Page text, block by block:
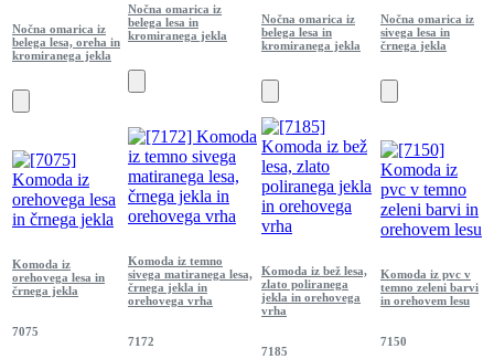
Nočna omarica iz
belega lesa, oreha in
kromiranega jekla
Nočna omarica iz
belega lesa in
kromiranega jekla
Nočna omarica iz
belega lesa in
kromiranega jekla
Nočna omarica iz
sivega lesa in
črnega jekla
Komoda iz
orehovega lesa in
črnega jekla
7075
Komoda iz temno
sivega matiranega lesa,
črnega jekla in
orehovega vrha
7172
Komoda iz bež lesa,
zlato poliranega
jekla in orehovega
vrha
7185
Komoda iz pvc v
temno zeleni barvi
in orehovem lesu
7150